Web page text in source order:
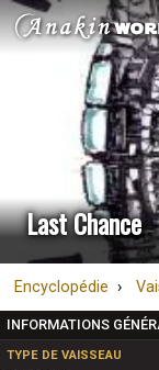
Last Chance
Encyclopédie
INFORMATIONS
TYPE DE VAISSEAU